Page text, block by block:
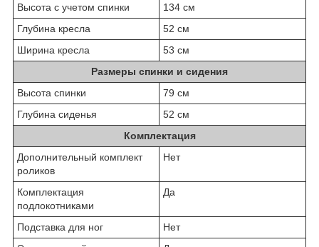
Высота с учетом спинки
134 см
Глубина кресла
52 см
Ширина кресла
53 см
Размеры спинки и сидения
Высота спинки
79 см
Глубина сиденья
52 см
Комплектация
Дополнительный комплект
роликов
Нет
Комплектация
подлокотниками
Да
Подставка для ног
Нет